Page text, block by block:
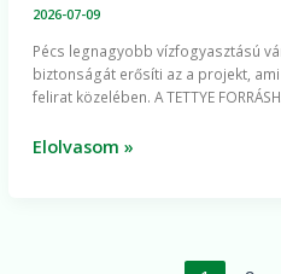
2026-07-09
Pécs legnagyobb vízfogyasztású
biztonságát erősíti az a projekt,
felirat közelében. A TETTYE
Elolvasom »